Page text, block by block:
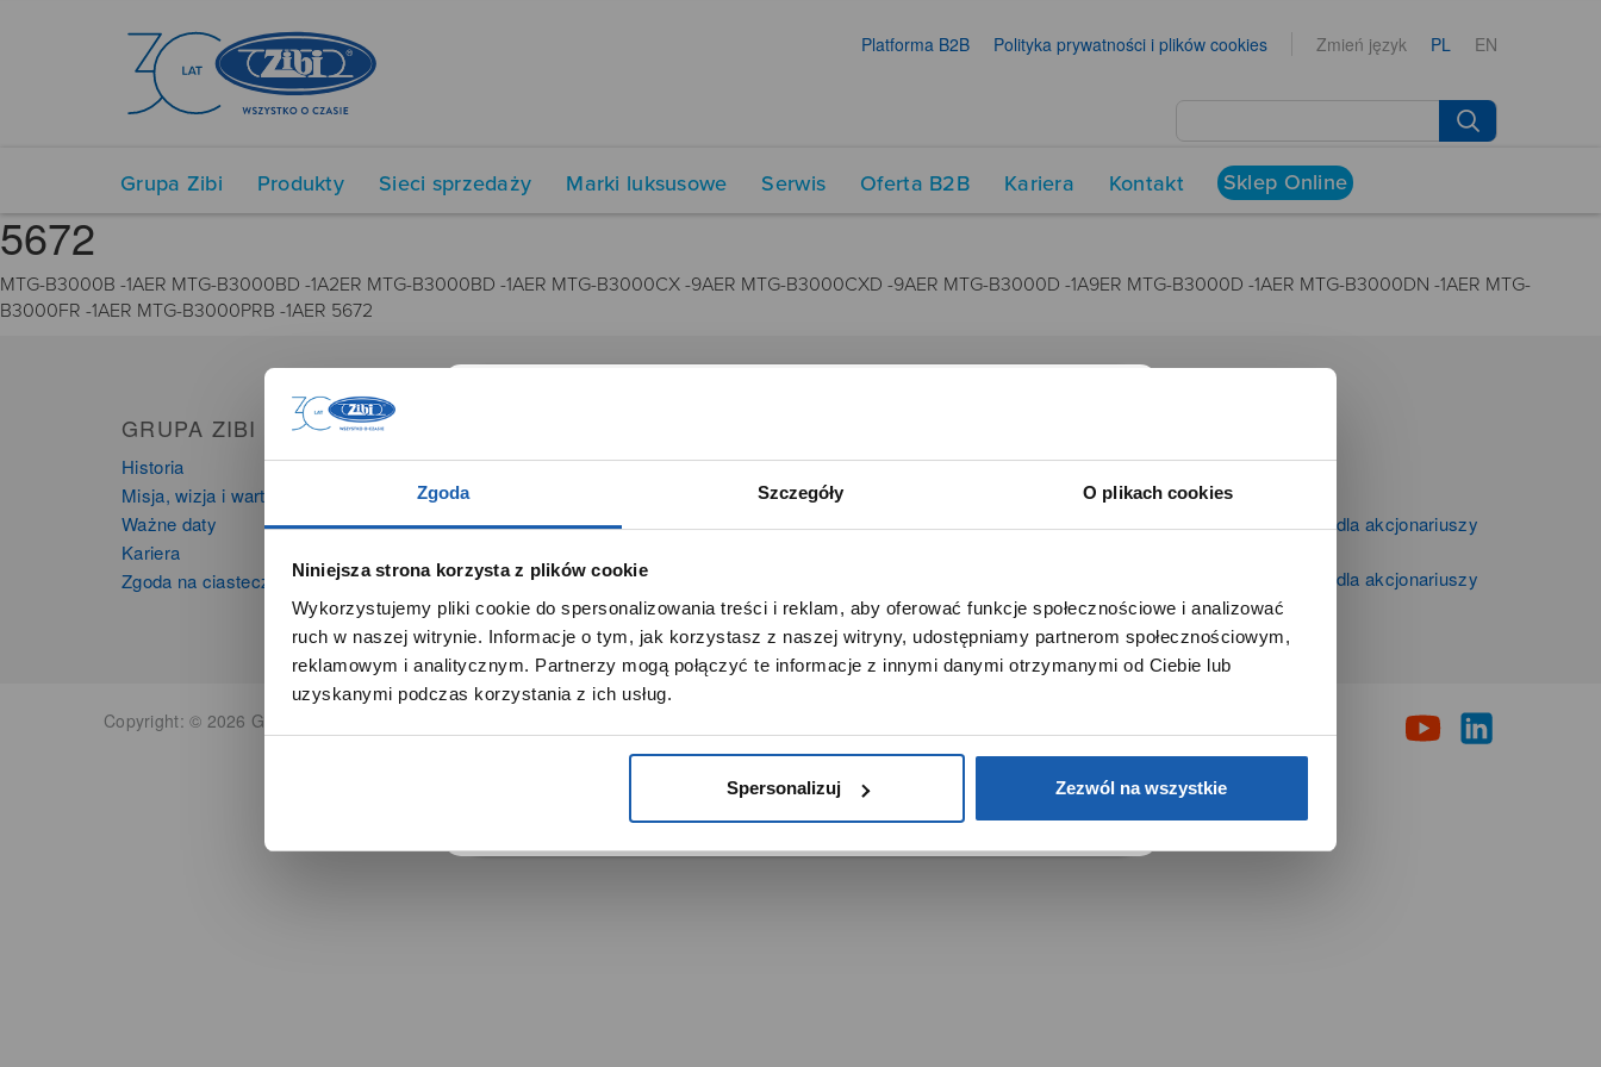
Zgoda Szczegóły O plikach cookies
Niniejsza strona korzysta z plików cookie
Wykorzystujemy pliki cookie do spersonalizowania treści i reklam, aby oferować funkcje społecznościowe i analizować
ruch w naszej witrynie. Informacje o tym, jak korzystasz z naszej witryny, udostępniamy partnerom społecznościowym,
reklamowym i analitycznym. Partnerzy mogą połączyć te informacje z innymi danymi otrzymanymi od Ciebie lub
uzyskanymi podczas korzystania z ich usług.
Spersonalizuj Zezwól na wszystkie
Platforma B2B Polityka prywatności i plików cookies Zmień język PL EN
Grupa Zibi Produkty Sieci sprzedaży Marki luksusowe Serwis Oferta B2B Kariera Kontakt Sklep Online
5672
MTG-B3000B -1AER MTG-B3000BD -1A2ER MTG-B3000BD -1AER MTG-B3000CX -9AER MTG-B3000CXD -9AER MTG-B3000D -1A9ER MTG-B3000D -1AER MTG-B3000DN -1AER MTG-
B3000FR -1AER MTG-B3000PRB -1AER 5672
GRUPA ZIBI
Historia
Misja, wizja i wartości Grupy Zibi
Ważne daty
Kariera
Zgoda na ciasteczka
Zegarki
Instrumenty muzyczne
Kalkulatory
Oferta dla firm
Time Trend
Salony muzyczne Riff
Aktualności
Kontakt dla mediów
Informacje firmowe i dla akcjonariuszy
Informacje firmowe i dla akcjonariuszy
Grupy Zibi S.A.
Copyright: © 2026 Grupa Zibi S.A. Wszelkie prawa zastrzeżone.
SZANOWNA UŻYTKOWNICZKO
Używamy plików cookie w celach analitycznych, statystycznych i
marketingowych, w tym aby analizować ruch w tej witrynie,
optymalizować jej działanie oraz zapamiętywać Twoje preferencje.
DOWIEDZ SIĘ WIĘCEJ PRZEJDŹ DO SERWISU